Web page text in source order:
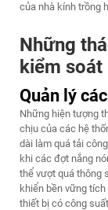
của nhà kính trồng
Những
kiểm
Quản lý
Những hiện tượng
chịu của các hệ
dài làm quá tải
khi các đợt nắng
thể vượt quá thông
khiển bền vững
thiết bị có công